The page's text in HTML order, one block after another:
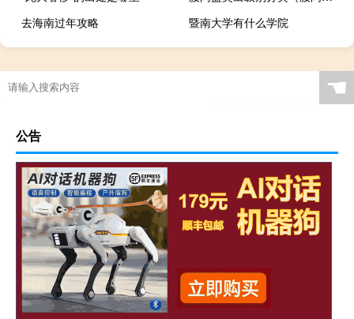
去海南过年攻略
暨南大学有什么学院
☚
公告